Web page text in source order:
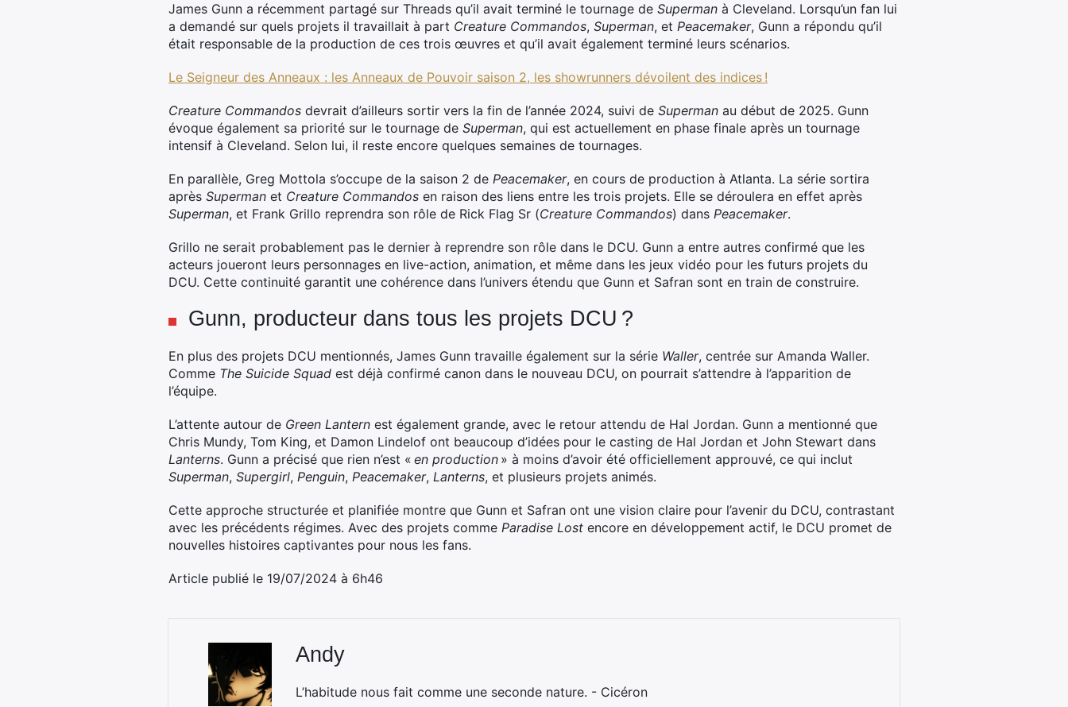
James Gunn a récemment partagé sur Threads qu’il avait terminé le tournage de Superman à Cleveland. Lorsqu’un fan lui
a demandé sur quels projets il travaillait à part Creature Commandos, Superman, et Peacemaker, Gunn a répondu qu’il
était responsable de la production de ces trois œuvres et qu’il avait également terminé leurs scénarios.
Le Seigneur des Anneaux : les Anneaux de Pouvoir saison 2, les showrunners dévoilent des indices !
Creature Commandos devrait d’ailleurs sortir vers la fin de l’année 2024, suivi de Superman au début de 2025. Gunn
évoque également sa priorité sur le tournage de Superman, qui est actuellement en phase finale après un tournage
intensif à Cleveland. Selon lui, il reste encore quelques semaines de tournages.
En parallèle, Greg Mottola s’occupe de la saison 2 de Peacemaker, en cours de production à Atlanta. La série sortira
après Superman et Creature Commandos en raison des liens entre les trois projets. Elle se déroulera en effet après
Superman, et Frank Grillo reprendra son rôle de Rick Flag Sr (Creature Commandos) dans Peacemaker.
Grillo ne serait probablement pas le dernier à reprendre son rôle dans le DCU. Gunn a entre autres confirmé que les
acteurs joueront leurs personnages en live-action, animation, et même dans les jeux vidéo pour les futurs projets du
DCU. Cette continuité garantit une cohérence dans l’univers étendu que Gunn et Safran sont en train de construire.
Gunn, producteur dans tous les projets DCU ?
En plus des projets DCU mentionnés, James Gunn travaille également sur la série Waller, centrée sur Amanda Waller.
Comme The Suicide Squad est déjà confirmé canon dans le nouveau DCU, on pourrait s’attendre à l’apparition de
l’équipe.
L’attente autour de Green Lantern est également grande, avec le retour attendu de Hal Jordan. Gunn a mentionné que
Chris Mundy, Tom King, et Damon Lindelof ont beaucoup d’idées pour le casting de Hal Jordan et John Stewart dans
Lanterns. Gunn a précisé que rien n’est « en production » à moins d’avoir été officiellement approuvé, ce qui inclut
Superman, Supergirl, Penguin, Peacemaker, Lanterns, et plusieurs projets animés.
Cette approche structurée et planifiée montre que Gunn et Safran ont une vision claire pour l’avenir du DCU, contrastant
avec les précédents régimes. Avec des projets comme Paradise Lost encore en développement actif, le DCU promet de
nouvelles histoires captivantes pour nous les fans.
Article publié le 19/07/2024 à 6h46
Andy
L’habitude nous fait comme une seconde nature. - Cicéron